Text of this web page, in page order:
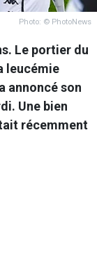
Photo: © PhotoNews
Le portier du
leucémie
annoncé son
Une bien
récemment